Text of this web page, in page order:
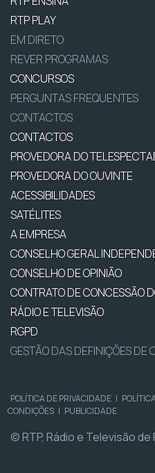
RTP PLAY
EM DIRETO
REVER PROGRAMAS
CONCURSOS
PERGUNTAS FREQUENTES
CONTACTOS
CONTACTOS
PROVEDORA DO
PROVEDORA DO OUVINTE
ACESSIBILIDADES
SATÉLITES
A EMPRESA
CONSELHO GERAL
CONSELHO DE OPINIÃO
CONTRATO DE CONCESSÃO
RÁDIO E TELEVISÃO
RGPD
GESTÃO DAS DEFINIÇÕES DE
POLÍTICA DE PRIVACIDADE |
CONDIÇÕES | PUBLICIDADE
© RTP, Rádio e Televisão